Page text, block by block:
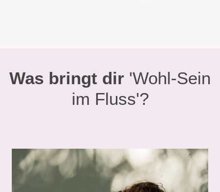
Was bringt dir 'Wohl-Sein
im Fluss'?